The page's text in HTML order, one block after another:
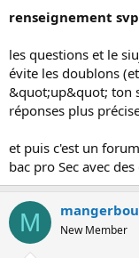
renseignement
les questions et le
évite les doublons
&quot;up&quot; ton
réponses plus
et puis c'est un
bac pro Sec avec
M New Member